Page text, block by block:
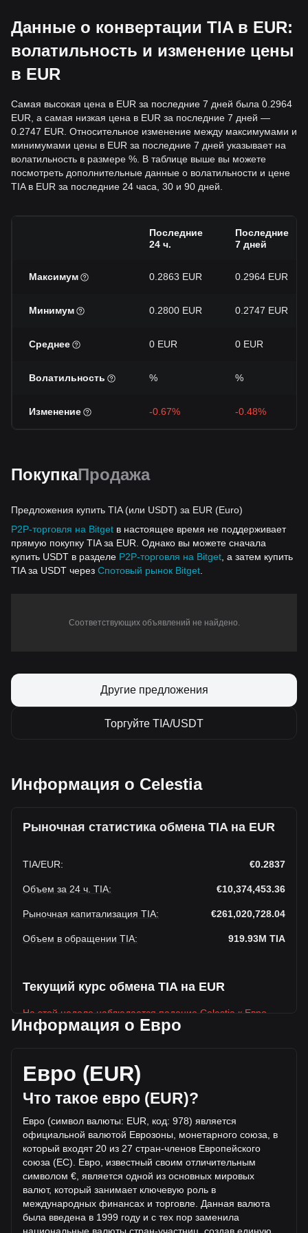
Данные о конвертации TIA в EUR:
волатильность и изменение цены
в EUR
Самая высокая цена в EUR за последние 7 дней была 0.2964
EUR, а самая низкая цена в EUR за последние 7 дней —
0.2747 EUR. Относительное изменение между максимумами и
минимумами цены в EUR за последние 7 дней указывает на
волатильность в размере %. В таблице выше вы можете
посмотреть дополнительные данные о волатильности и цене
TIA в EUR за последние 24 часа, 30 и 90 дней.
Последние
24 ч.
Последние
7 дней
Максимум 0.2863 EUR 0.2964 EUR
Минимум 0.2800 EUR 0.2747 EUR
Среднее 0 EUR 0 EUR
Волатильность % %
Изменение -0.67% -0.48%
ПокупкаПродажа
Предложения купить TIA (или USDT) за EUR (Euro)
P2P-торговля на Bitget в настоящее время не поддерживает
прямую покупку TIA за EUR. Однако вы можете сначала
купить USDT в разделе P2P-торговля на Bitget , а затем купить
TIA за USDT через Спотовый рынок Bitget
Соответствующих объявлений не найдено.
Другие предложения
Торгуйте TIA/USDT
Информация о Celestia
Рыночная статистика обмена TIA на EUR
TIA/EUR: €0.2837
Объем за 24 ч. TIA: €10,374,453.36
Рыночная капитализация TIA: €261,020,728.04
Объем в обращении TIA: 919.93M TIA
Текущий курс обмена TIA на EUR
На этой неделе наблюдается падение Celestia к Евро
Текущая рыночная цена Celestia составляет €0.2837 за
919,933,000TIA на основе оборотного предложения
Celestia €261,020,728.04 EUR. Объем торгов упал на
Celestia% (€-3,431,073.88 EUR) за последние 24 часа, а
объем торгов -24.85 составил €13,805,527.24 было
продано за тот же период.
Дополнительная информация о Celestia
на Bitget
Цена Celestia
Прогноз курса Celestia
Что такое Celestia (TIA)
Информация о Евро
Евро (EUR)
Что такое евро (EUR)?
Евро (символ валюты: EUR, код: 978) является
официальной валютой Еврозоны, монетарного союза, в
который входят 20 из 27 стран-членов Европейского
союза (ЕС). Евро, известный своим отличительным
символом €, является одной из основных мировых
валют, который занимает ключевую роль в
международных финансах и торговле. Данная валюта
была введена в 1999 году и с тех пор заменила